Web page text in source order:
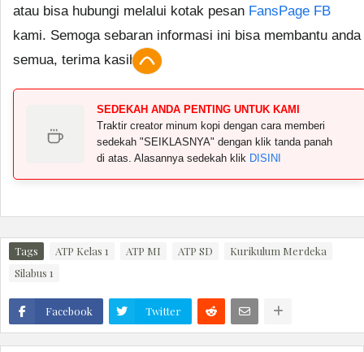
atau bisa hubungi melalui kotak pesan FansPage FB
kami. Semoga sebaran informasi ini bisa membantu anda
semua, terima kasih.
SEDEKAH ANDA PENTING UNTUK KAMI
Traktir creator minum kopi dengan cara memberi
sedekah "SEIKLASNYA" dengan klik tanda panah
di atas. Alasannya sedekah klik DISINI
Tags ATP Kelas 1 ATP MI ATP SD
Kurikulum Merdeka
Silabus 1
Facebook Twitter